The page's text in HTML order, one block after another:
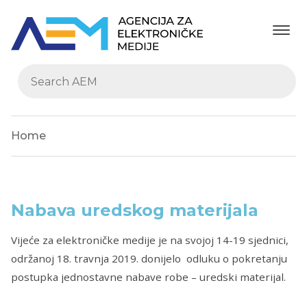
Home
Nabava uredskog materijala
Vijeće za elektroničke medije je na svojoj 14-19 sjednici,
održanoj 18. travnja 2019. donijelo odluku o pokretanju
postupka jednostavne nabave robe – uredski materijal.